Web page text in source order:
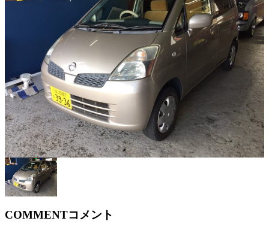
COMMENTコメント